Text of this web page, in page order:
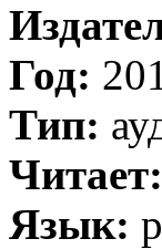
Год:
Тип:
Читает:
Язык: